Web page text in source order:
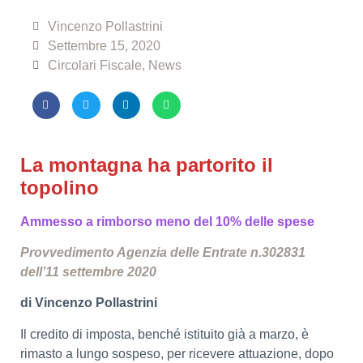
Vincenzo Pollastrini
Settembre 15, 2020
Circolari Fiscale, News
La montagna ha partorito il
topolino
Ammesso a rimborso meno del 10% delle spese
Provvedimento Agenzia delle Entrate n.302831
dell’11 settembre 2020
di Vincenzo Pollastrini
Il credito di imposta, benché istituito già a marzo, è
rimasto a lungo sospeso, per ricevere attuazione, dopo